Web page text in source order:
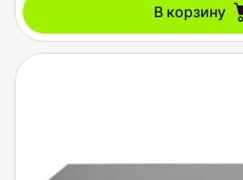
В корзину